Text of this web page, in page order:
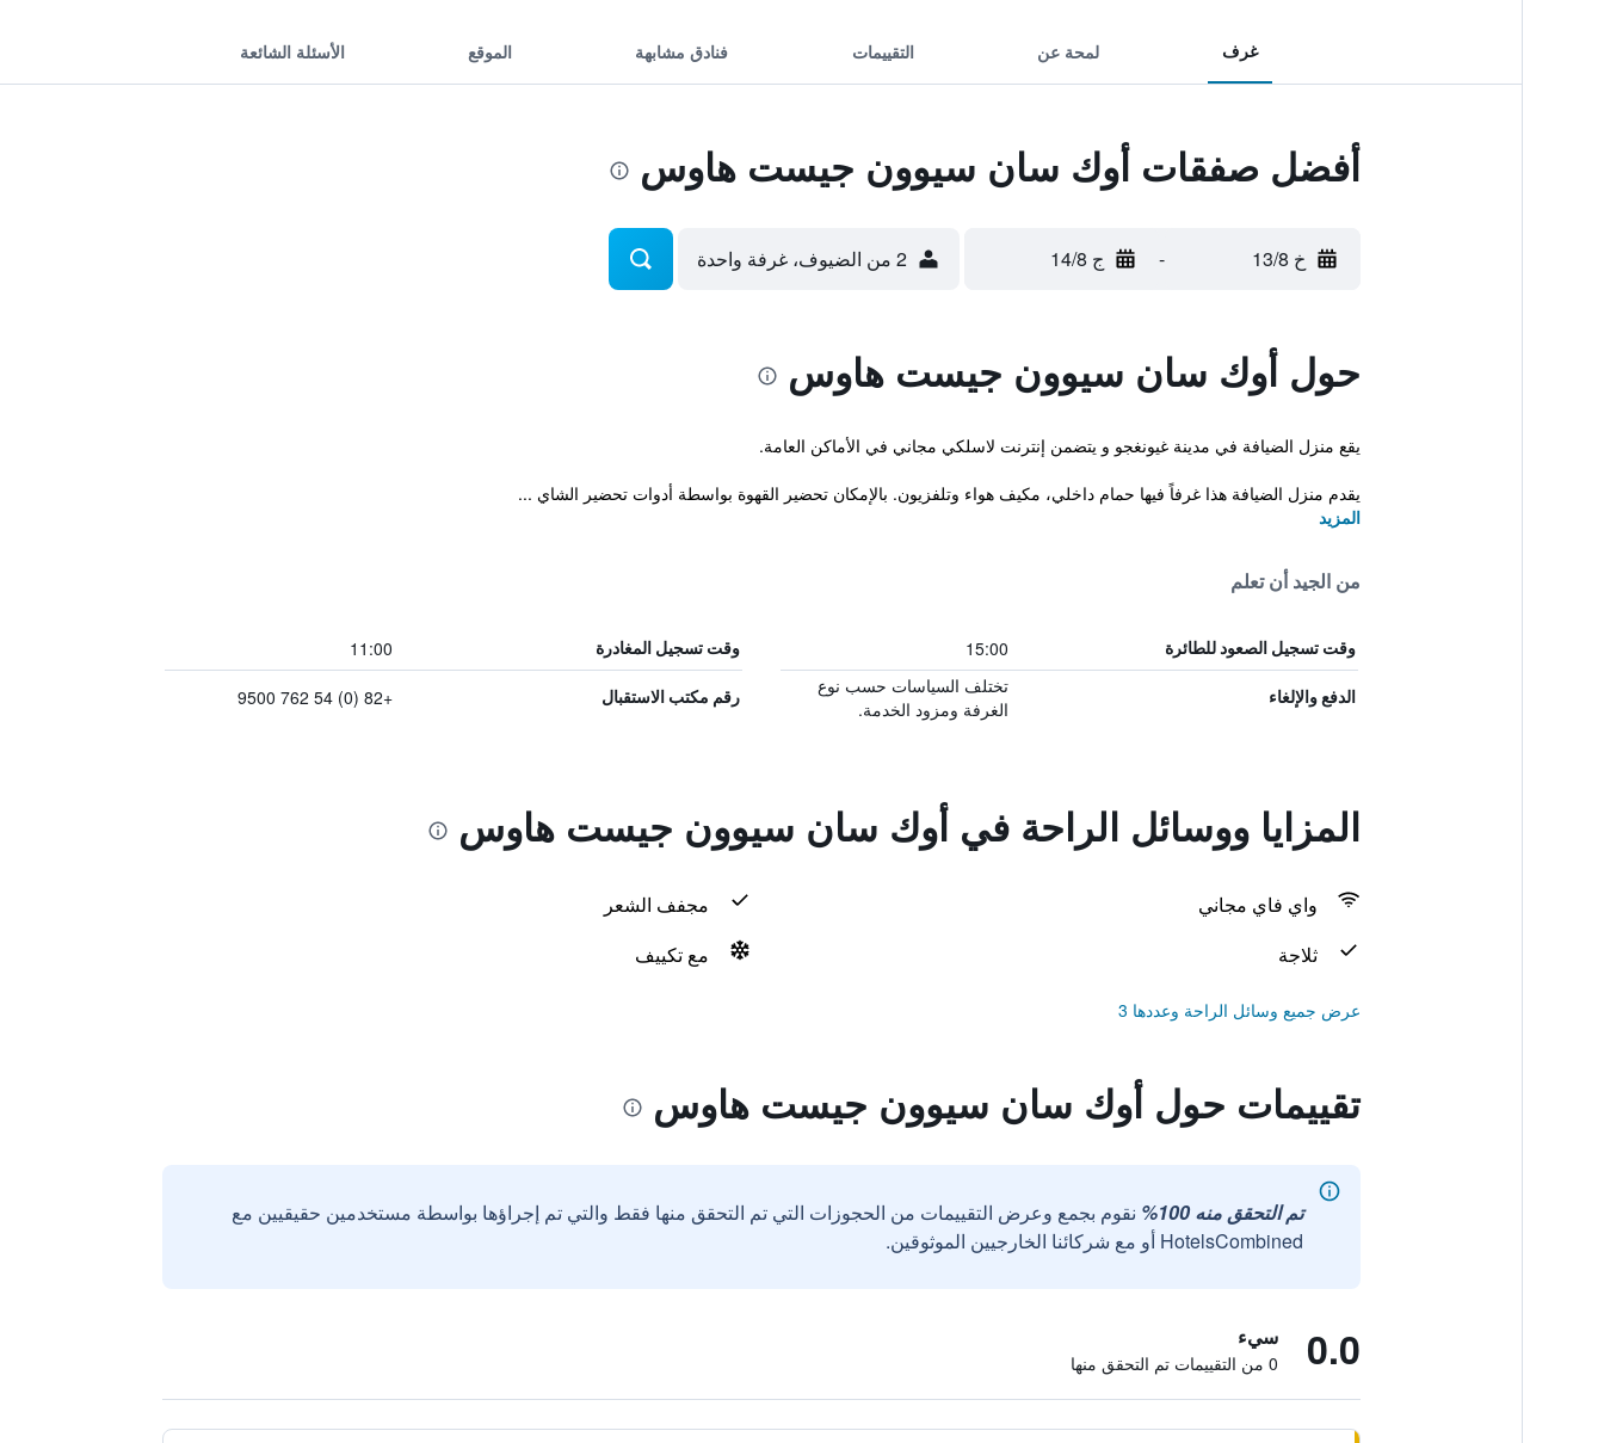
غرف لمحة عن التقييمات فنادق مشابهة الموقع الأسئلة الشائعة
أفضل صفقات أوك سان سيوون جيست هاوس
خ 13/8 - ج 14/8 2 من الضيوف، غرفة واحدة
حول أوك سان سيوون جيست هاوس
يقع منزل الضيافة في مدينة غيونغجو و يتضمن إنترنت لاسلكي مجاني في الأماكن العامة.
يقدم منزل الضيافة هذا غرفاً فيها حمام داخلي، مكيف هواء وتلفزيون. بالإمكان تحضير القهوة بواسطة أدوات تحضير الشاي ...
المزيد
من الجيد أن تعلم
وقت تسجيل الصعود للطائرة 15:00 وقت تسجيل المغادرة 11:00
الدفع والإلغاء
تختلف السياسات حسب نوع
الغرفة ومزود الخدمة.
رقم مكتب الاستقبال +82 (0) 54 762 9500
المزايا ووسائل الراحة في أوك سان سيوون جيست هاوس
واي فاي مجاني
مجفف الشعر
ثلاجة
مع تكييف
عرض جميع وسائل الراحة وعددها 3
تقييمات حول أوك سان سيوون جيست هاوس
تم التحقق منه 100%
نقوم بجمع وعرض التقييمات من الحجوزات التي تم التحقق منها فقط والتي تم إجراؤها بواسطة مستخدمين حقيقيين مع
HotelsCombined أو مع شركائنا الخارجيين الموثوقين.
0.0 سيء
0 من التقييمات تم التحقق منها